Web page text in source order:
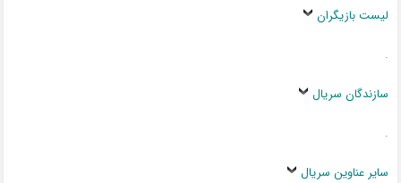
لیست بازیگران
.
سازندگان سریال
.
سایر عناوین سریال